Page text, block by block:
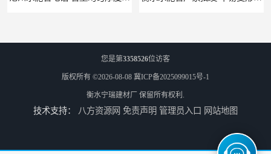
廊坊水泥管厂家 承插口水泥管 抗滑移性能稳定可靠 邢台预制检查井批发 检修井 有效引导分流雨水
您是第3358526位访客
版权所有 ©2026-08-08 冀ICP备2025099015号-1
衡水宁瑞建材厂 保留所有权利.
技术支持： 八方资源网 免责声明 管理员入口 网站地图